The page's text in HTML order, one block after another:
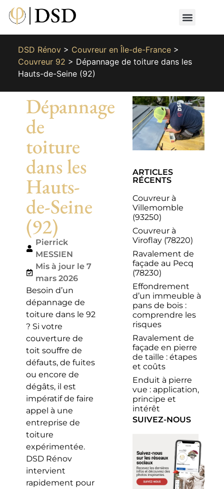
DSD Rénov> Couvreur en Île-de-France>
Couvreur 92 > Dépannage de toiture dans les
Hauts-de-Seine (92)
Dépannage
de
toiture
dans les
Hauts-
de-Seine
(92)
Pierrick
MESSIEN
Mis à jour le 7
mars 2026
Besoin d’un
dépannage de
toiture dans le 92
? Si votre
couverture de
toit souffre de
défauts, de fuites
ou encore de
dégâts, il est
impératif de faire
appel à une
entreprise de
toiture
expérimentée.
DSD Rénov
intervient
rapidement pour
ARTICLES
RÉCENTS
Couvreur à
Villemomble
(93250)
Couvreur à
Viroflay (78220)
Ravalement de
façade au Pecq
(78230)
Effondrement
d’un immeuble à
pans de bois :
comprendre les
risques
Ravalement de
façade en pierre
de taille : étapes
et coûts
Enduit à pierre
vue : application,
principe et
intérêt
SUIVEZ-NOUS